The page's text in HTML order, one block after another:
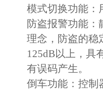
模式切换功能：
防盗报警功能
理念，防盗的稳
125dB以上，具
有误码产生。
倒车功能：控